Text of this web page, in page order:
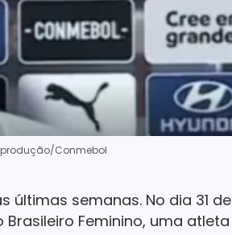
Conmebol
semanas. No dia 31 de
Feminino, uma atleta